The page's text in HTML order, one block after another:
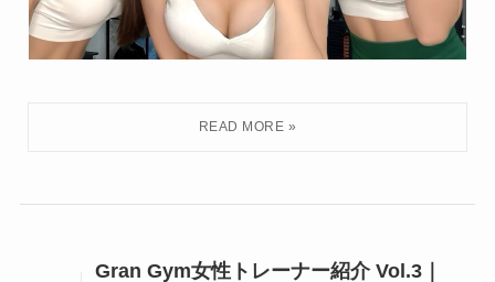
Gran Gym女性トレーナー紹介 Vol.3｜